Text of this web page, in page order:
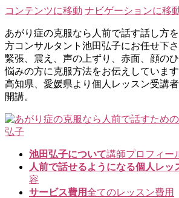
コンテンツに移動 ナビゲーションに移
あがり症の克服なら人前で話す話し方
方コンサルタント池田弘子にお任せ下
緊張、震え、声の上ずり、赤面、顔の
悩みの方に克服方法をお伝えしていま
高知県、愛媛県より個人レッスン受講
開講。
池田弘子について講師プロフィー
人前で話せるようになる個人レッ
容
サービス費用全てのレッスン費用